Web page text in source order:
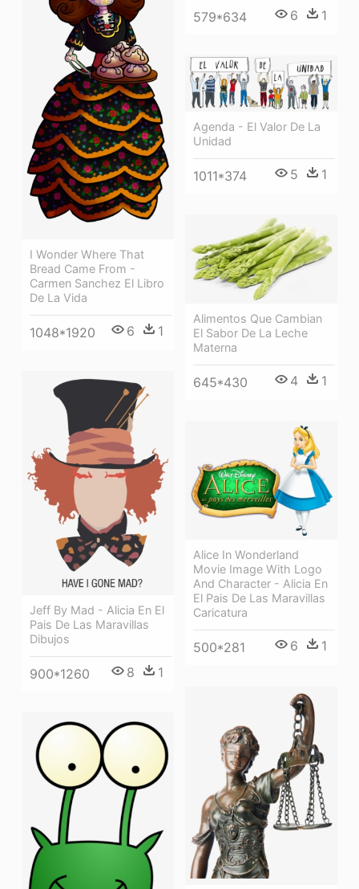
579*634 6 1
I Wonder Where That
Bread Came From -
Carmen Sanchez El Libro
De La Vida
1048*1920 6 1
Agenda - El Valor De La
Unidad
1011*374 5 1
Alimentos Que Cambian
El Sabor De La Leche
Materna
645*430 4 1
Jeff By Mad - Alicia En El
Pais De Las Maravillas
Dibujos
900*1260 8 1
Alice In Wonderland
Movie Image With Logo
And Character - Alicia En
El Pais De Las Maravillas
Caricatura
500*281 6 1